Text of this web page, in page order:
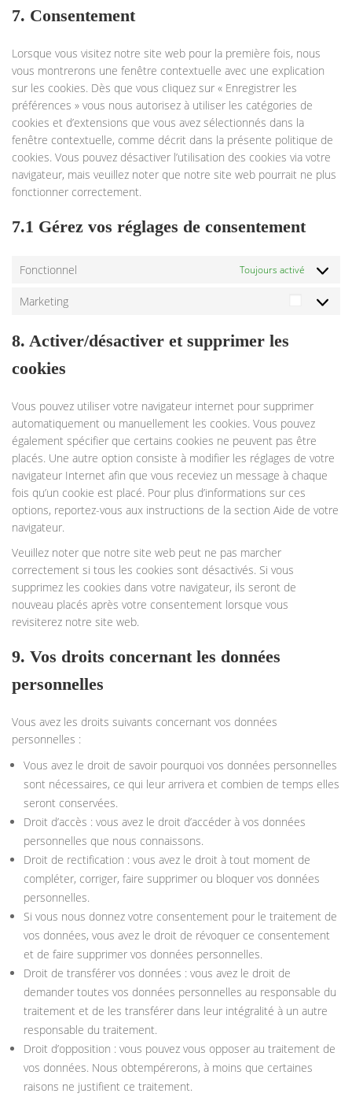
7. Consentement
Lorsque vous visitez notre site web pour la première fois, nous
vous montrerons une fenêtre contextuelle avec une explication
sur les cookies. Dès que vous cliquez sur « Enregistrer les
préférences » vous nous autorisez à utiliser les catégories de
cookies et d’extensions que vous avez sélectionnés dans la
fenêtre contextuelle, comme décrit dans la présente politique de
cookies. Vous pouvez désactiver l’utilisation des cookies via votre
navigateur, mais veuillez noter que notre site web pourrait ne plus
fonctionner correctement.
7.1 Gérez vos réglages de consentement
Fonctionnel Toujours activé
Marketing
8. Activer/désactiver et supprimer les
cookies
Vous pouvez utiliser votre navigateur internet pour supprimer
automatiquement ou manuellement les cookies. Vous pouvez
également spécifier que certains cookies ne peuvent pas être
placés. Une autre option consiste à modifier les réglages de votre
navigateur Internet afin que vous receviez un message à chaque
fois qu’un cookie est placé. Pour plus d’informations sur ces
options, reportez-vous aux instructions de la section Aide de votre
navigateur.
Veuillez noter que notre site web peut ne pas marcher
correctement si tous les cookies sont désactivés. Si vous
supprimez les cookies dans votre navigateur, ils seront de
nouveau placés après votre consentement lorsque vous
revisiterez notre site web.
9. Vos droits concernant les données
personnelles
Vous avez les droits suivants concernant vos données
personnelles :
Vous avez le droit de savoir pourquoi vos données personnelles
sont nécessaires, ce qui leur arrivera et combien de temps elles
seront conservées.
Droit d’accès : vous avez le droit d’accéder à vos données
personnelles que nous connaissons.
Droit de rectification : vous avez le droit à tout moment de
compléter, corriger, faire supprimer ou bloquer vos données
personnelles.
Si vous nous donnez votre consentement pour le traitement de
vos données, vous avez le droit de révoquer ce consentement
et de faire supprimer vos données personnelles.
Droit de transférer vos données : vous avez le droit de
demander toutes vos données personnelles au responsable du
traitement et de les transférer dans leur intégralité à un autre
responsable du traitement.
Droit d’opposition : vous pouvez vous opposer au traitement de
vos données. Nous obtempérerons, à moins que certaines
raisons ne justifient ce traitement.